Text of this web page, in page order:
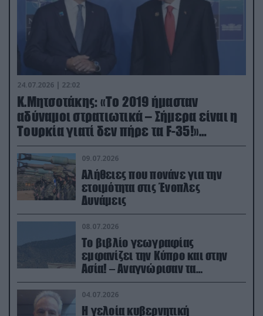
24.07.2026 | 22:02
Κ.Μητσοτάκης: «Το 2019 ήμασταν
αδύναμοι στρατιωτικά – Σήμερα είναι η
Τουρκία γιατί δεν πήρε τα F-35!»
(βίντεο)
09.07.2026
Αλήθειες που πονάνε για την
ετοιμότητα στις Ένοπλες
Δυνάμεις
08.07.2026
Το βιβλίο γεωγραφίας
εμφανίζει την Κύπρο και στην
Ασία! – Αναγνώρισαν τα
κατεχόμενα; (φωτο)
04.07.2026
Η γελοία κυβερνητική